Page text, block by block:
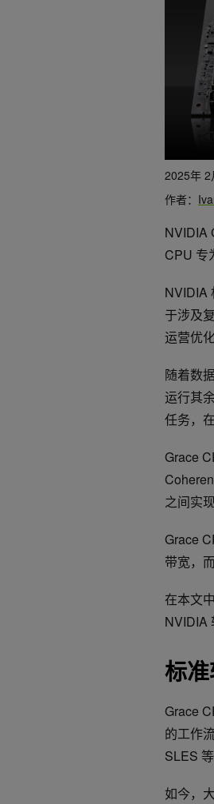
2025年 2
作者：
NVIDIA
CPU 专
NVIDIA
于涉及
运营优
随着数
运行其
任务，
Grace
之间实
Grace
带宽，
在本文
NVIDIA
标
Grace
的工作
SLES
如今，